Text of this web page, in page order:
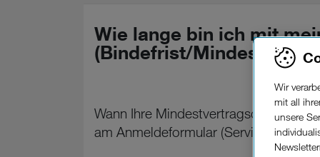
Wie lange bin ich mit
(Bindefrist/
Wann Ihre Mindestvertragsdauer
am Anmeldeformular (Serviceantrag).
Wir
mit all
unsere